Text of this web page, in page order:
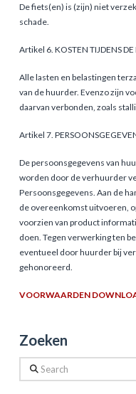
De fiets(en) is (zijn) niet
schade.
Artikel 6. KOSTEN TIJDENS DE
Alle lasten en belastingen
van de huurder. Evenzo zijn
daarvan verbonden, zoals
Artikel 7.
De persoonsgegevens van
worden door de verhuurder
Persoonsgegevens. Aan de
de overeenkomst uitvoeren,
voorzien van product
doen. Tegen ver­werking ten
eventueel door huurder bij
gehonoreerd.
VOORWAARDEN
Zoeken
Search